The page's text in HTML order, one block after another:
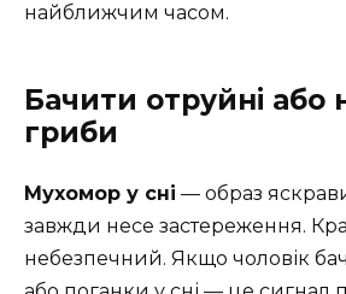
найближчим часом.
Бачити отруйні або
гриби
Мухомор у сні — образ
завжди несе застереження.
небезпечний. Якщо чоловік